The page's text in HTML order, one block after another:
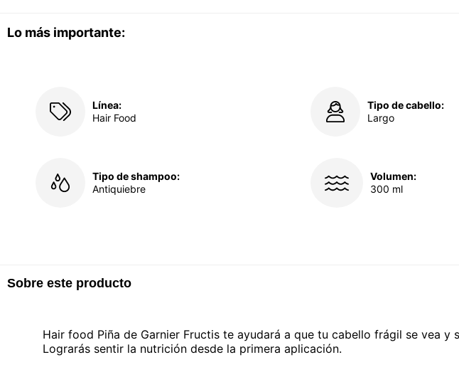
Lo más importante:
Línea:
Hair Food
Tipo de cabello:
Largo
Tipo de shampoo:
Antiquiebre
Volumen:
300 ml
Sobre este producto
Hair food Piña de Garnier Fructis te ayudará a que tu cabello frágil se vea y
Lograrás sentir la nutrición desde la primera aplicación.